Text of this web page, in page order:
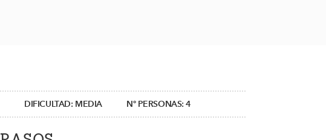
DIFICULTAD: MEDIA Nº PERSONAS:4